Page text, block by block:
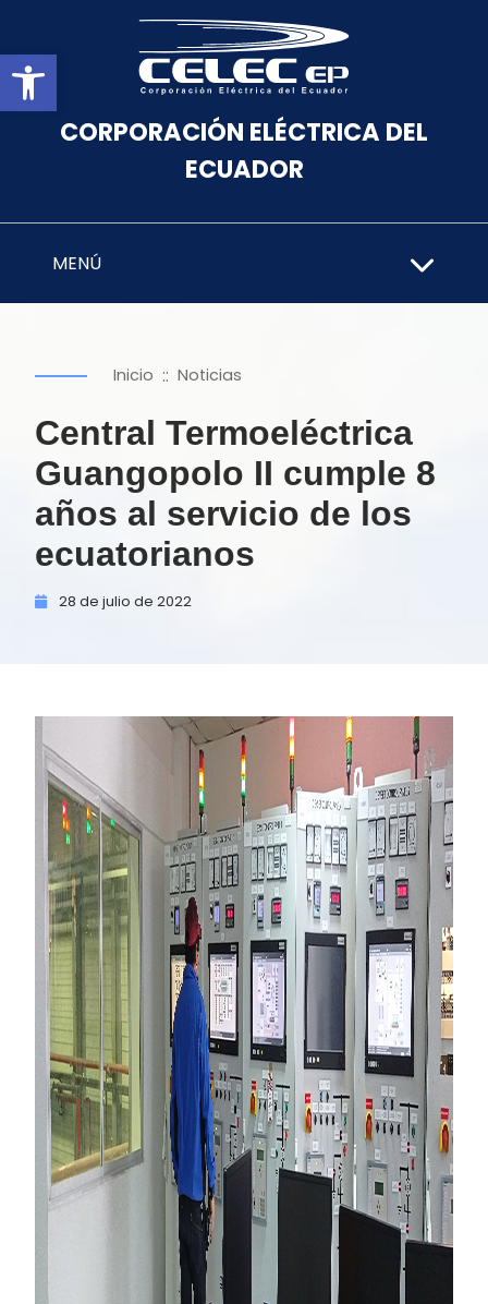
Abrir barra de herramientas
CORPORACIÓN ELÉCTRICA DEL
ECUADOR
MENÚ
Inicio :: Noticias
Central Termoeléctrica
Guangopolo II cumple 8
años al servicio de los
ecuatorianos
28 de julio de 2022